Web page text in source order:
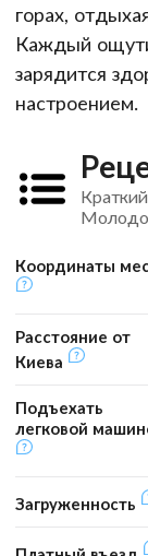
горах,
Каждый
зарядится
настроением.
Координаты
Расстояние от
Киева
Подъехать
легковой
Загруженность